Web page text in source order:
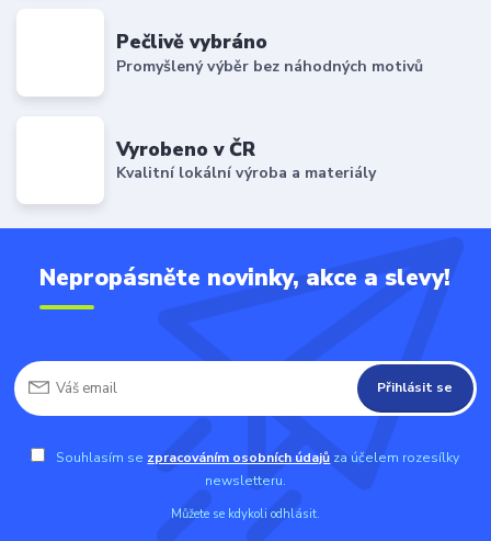
Pečlivě vybráno
Promyšlený výběr bez náhodných motivů
Vyrobeno v ČR
Kvalitní lokální výroba a materiály
Nepropásněte novinky, akce a slevy!
Přihlásit se
Souhlasím se zpracováním osobních údajů za účelem rozesílky
newsletteru.
Můžete se kdykoli odhlásit.